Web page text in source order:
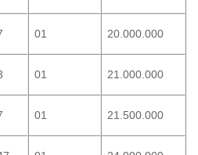
01 20.000.000
01 21.000.000
01 21.500.000